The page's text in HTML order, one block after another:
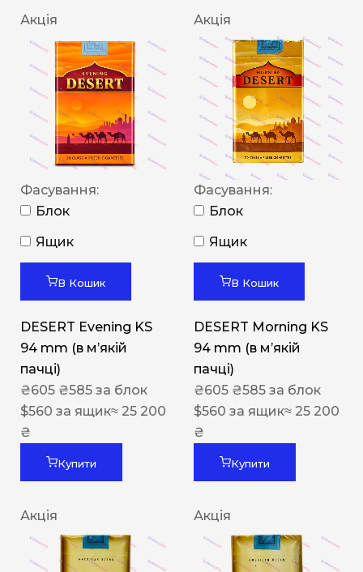
Акція
Фасування:
Блок
Ящик
В Кошик
DESERT Evening KS
94 mm (в мʼякій
пачці)
₴605 ₴585 за блок
$560 за ящик≈ 25 200
₴
Купити
Акція
Фасування:
Блок
Ящик
В Кошик
DESERT Morning KS
94 mm (в мʼякій
пачці)
₴605 ₴585 за блок
$560 за ящик≈ 25 200
₴
Купити
Акція Акція